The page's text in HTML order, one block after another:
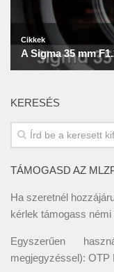
KERESÉS
TÁMOGASD AZ
Ha szeretnél
kérlek támogass némi
Egyszerűen
megjegyzéssel): OTP